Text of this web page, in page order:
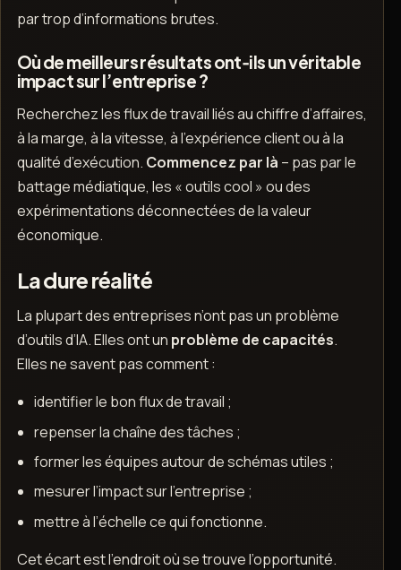
par trop d’informations brutes.
Où de meilleurs résultats ont‑ils un véritable
impact sur l’entreprise ?
Recherchez les flux de travail liés au chiffre d’affaires,
à la marge, à la vitesse, à l’expérience client ou à la
qualité d’exécution. Commencez par là – pas par le
battage médiatique, les « outils cool » ou des
expérimentations déconnectées de la valeur
économique.
La dure réalité
La plupart des entreprises n’ont pas un problème
d’outils d’IA. Elles ont un problème de capacités.
Elles ne savent pas comment :
identifier le bon flux de travail ;
repenser la chaîne des tâches ;
former les équipes autour de schémas utiles ;
mesurer l’impact sur l’entreprise ;
mettre à l’échelle ce qui fonctionne.
Cet écart est l’endroit où se trouve l’opportunité.